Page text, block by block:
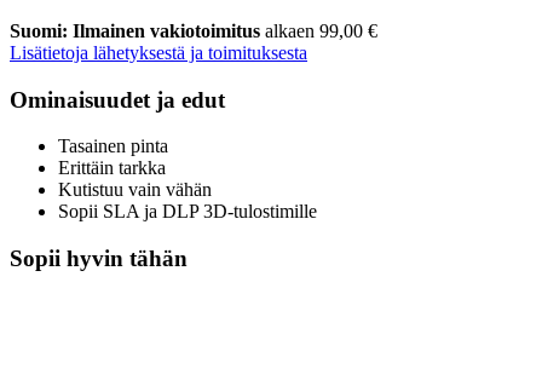
Suomi: Ilmainen vakiotoimitus alkaen 99,00 €
Lisätietoja lähetyksestä ja toimituksesta
Ominaisuudet ja edut
Tasainen pinta
Erittäin tarkka
Kutistuu vain vähän
Sopii SLA ja DLP 3D-tulostimille
Sopii hyvin tähän